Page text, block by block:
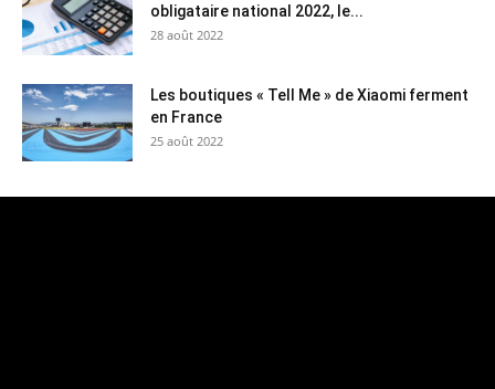
obligataire national 2022, le...
28 août 2022
Les boutiques « Tell Me » de Xiaomi ferment
en France
25 août 2022